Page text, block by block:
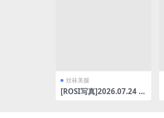
丝袜美腿
[ROSI写真]2026.07.24 N